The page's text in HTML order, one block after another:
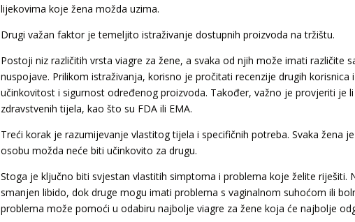
lijekovima koje žena možda uzima.
Drugi važan faktor je temeljito istraživanje dostupnih proizvoda na tržištu.
Postoji niz različitih vrsta viagre za žene, a svaka od njih može imati različite
nuspojave. Prilikom istraživanja, korisno je pročitati recenzije drugih
učinkovitost i sigurnost određenog proizvoda. Također, važno je provjeriti je
zdravstvenih tijela, kao što su FDA ili EMA.
Treći korak je razumijevanje vlastitog tijela i specifičnih potreba. Svaka žena
osobu možda neće biti učinkovito za drugu.
Stoga je ključno biti svjestan vlastitih simptoma i problema koje želite riješiti.
smanjen libido, dok druge mogu imati problema s vaginalnom suhoćom ili
problema može pomoći u odabiru najbolje viagre za žene koja će najbolje